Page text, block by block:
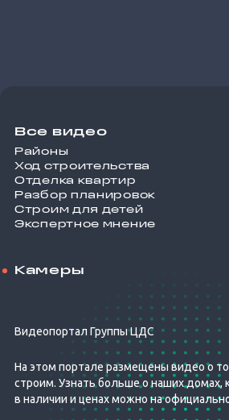
Все видео
Районы
Ход строительства
Отделка квартир
Разбор планировок
Строим для детей
Экспертное мнение
Камеры
Видеопортал Группы ЦДС
На этом портале размещены видео о
строим. Узнать больше о наших домах,
в наличии и ценах можно на